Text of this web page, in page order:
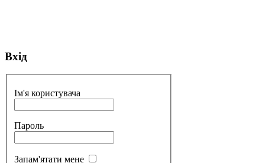
Вхід
Ім'я користувача
Пароль
Запам'ятати мене